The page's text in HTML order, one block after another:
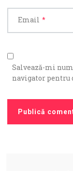
Email *
Salvează-mi
navigator pentru